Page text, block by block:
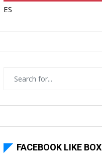
ES
FACEBOOK LIKE BOX